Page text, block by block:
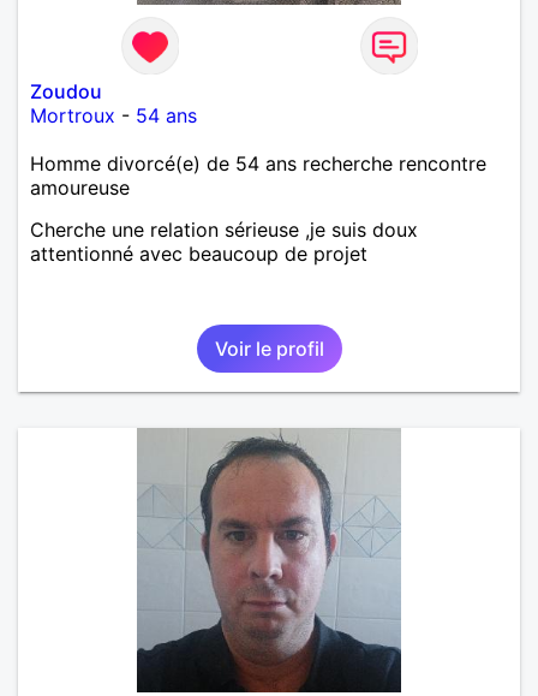
Zoudou
Mortroux - 54 ans
Homme divorcé(e) de 54 ans recherche rencontre
amoureuse
Cherche une relation sérieuse ,je suis doux
attentionné avec beaucoup de projet
Voir le profil